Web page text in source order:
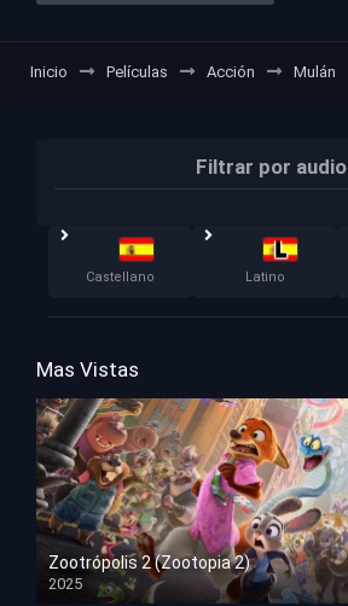
Inicio Películas Acción Mulán
Filtrar por audio
Castellano Latino
Mas Vistas
Zootrópolis 2 (Zootopia 2)
2025
HD 1080p